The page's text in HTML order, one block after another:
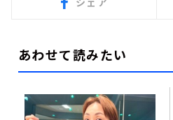
あわせて読みたい